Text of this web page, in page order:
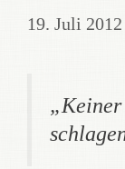
19. Juli 2012
„Keiner